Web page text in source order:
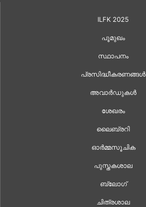
ILFK 2025
പൂമുഖം
സ്ഥാപനം
പ്രസിദ്ധീകരണങ്ങൾ
അവാർഡുകൾ
ശേഖരം
ലൈബ്രറി
ഓർമ്മസൂചിക
പുസ്തകശാല
ബ്ലോഗ്
ചിത്രശാല